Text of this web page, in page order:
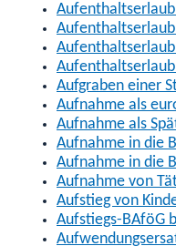
Aufgraben einer
Aufnahme als
Aufnahme als
Aufnahme in die
Aufnahme in die
Aufnahme von
Aufstieg von
Aufstiegs-BAföG